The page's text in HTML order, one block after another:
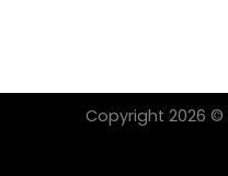
Copyright 2026 ©